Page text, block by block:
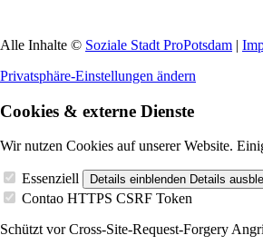
Alle Inhalte © Soziale Stadt ProPotsdam |
Privatsphäre-Einstellungen ändern
Cookies & externe Dienste
Wir nutzen Cookies auf unserer Website.
Essenziell Details einblenden Details
Contao HTTPS CSRF Token
Schützt vor Cross-Site-Request-Forgery